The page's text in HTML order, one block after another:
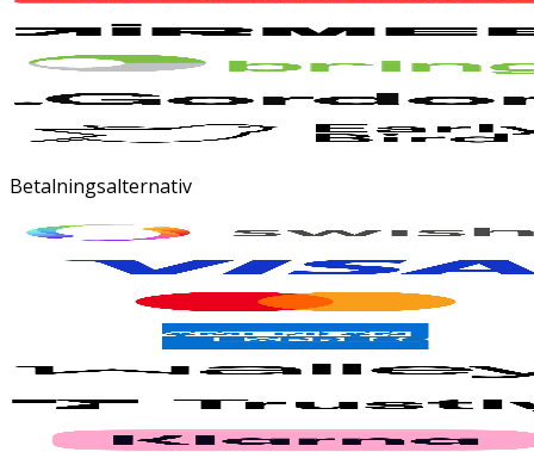
Betalningsalternativ